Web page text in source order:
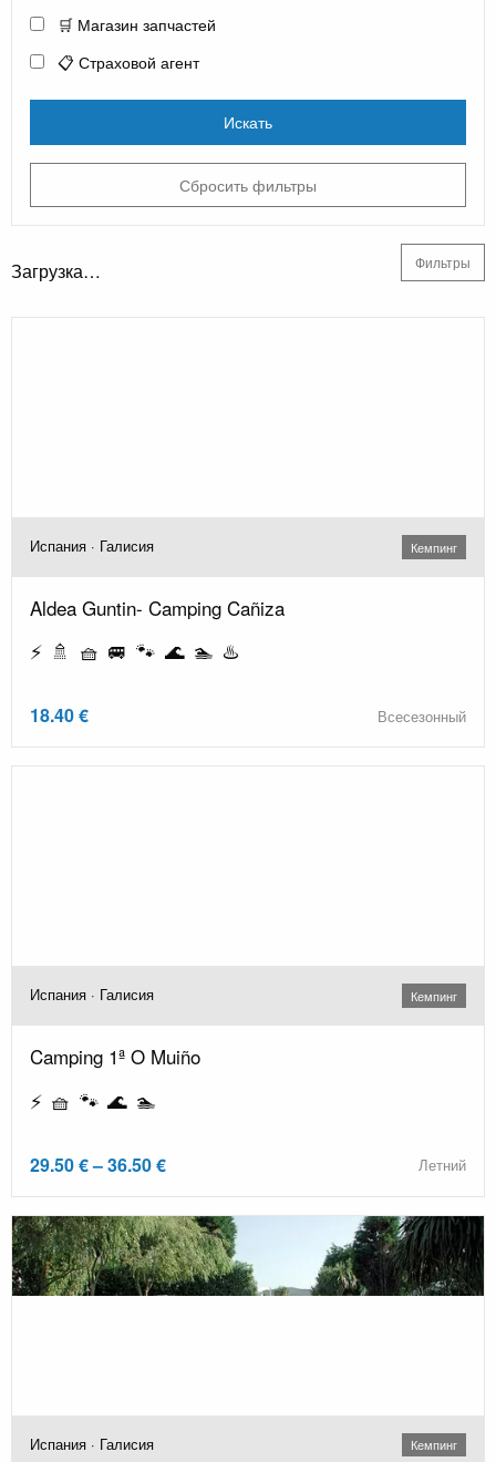
🛒 Магазин запчастей
📋 Страховой агент
Искать
Сбросить фильтры
Загрузка… Фильтры
Испания · Галисия Кемпинг
Aldea Guntin- Camping Cañiza
⚡ 🚿 🧺 🚐 🐾 🌊 🏊 ♨️
18.40 € Всесезонный
Испания · Галисия Кемпинг
Camping 1ª O Muiño
⚡ 🧺 🐾 🌊 🏊
29.50 € – 36.50 € Летний
Испания · Галисия Кемпинг